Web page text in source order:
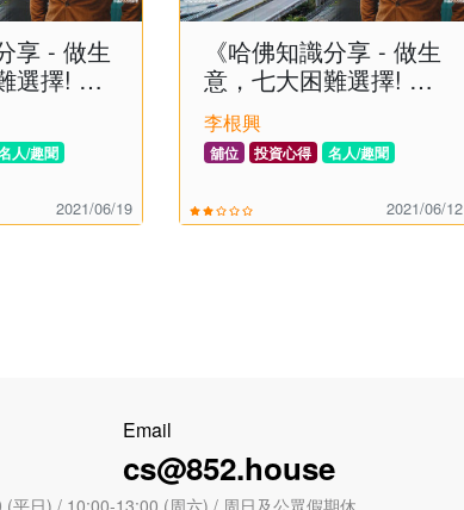
享 - 做生
選擇! 》
人/趣聞
2021/06/19
《哈佛知識分享 - 做生
意，七大困難選擇! 》
(4)
李根興
舖位 投資心得 名人/趣聞
2021/06/12
Email
cs@852.house
平日) / 10:00-13:00 (周六) / 周日及公眾假期休